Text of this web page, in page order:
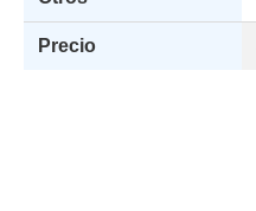
Precio